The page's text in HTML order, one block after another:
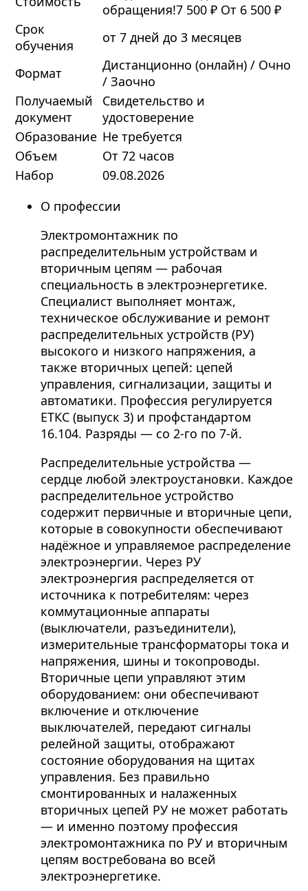
обращения!7 500 ₽ От 6 500 ₽
Срок
обучения
от 7 дней до 3 месяцев
Формат
Дистанционно (онлайн) / Очно
/ Заочно
Получаемый
документ
Свидетельство и
удостоверение
Образование Не требуется
Объем
От 72 часов
Набор
09.08.2026
О профессии
Электромонтажник по
распределительным устройствам и
вторичным цепям — рабочая
специальность в электроэнергетике.
Специалист выполняет монтаж,
техническое обслуживание и ремонт
распределительных устройств (РУ)
высокого и низкого напряжения, а
также вторичных цепей: цепей
управления, сигнализации, защиты и
автоматики. Профессия регулируется
ЕТКС (выпуск 3) и профстандартом
16.104. Разряды — со 2-го по 7-й.
Распределительные устройства —
сердце любой электроустановки. Каждое
распределительное устройство
содержит первичные и вторичные цепи,
которые в совокупности обеспечивают
надёжное и управляемое распределение
электроэнергии. Через РУ
электроэнергия распределяется от
источника к потребителям: через
коммутационные аппараты
(выключатели, разъединители),
измерительные трансформаторы тока и
напряжения, шины и токопроводы.
Вторичные цепи управляют этим
оборудованием: они обеспечивают
включение и отключение
выключателей, передают сигналы
релейной защиты, отображают
состояние оборудования на щитах
управления. Без правильно
смонтированных и налаженных
вторичных цепей РУ не может работать
— и именно поэтому профессия
электромонтажника по РУ и вторичным
цепям востребована во всей
электроэнергетике.